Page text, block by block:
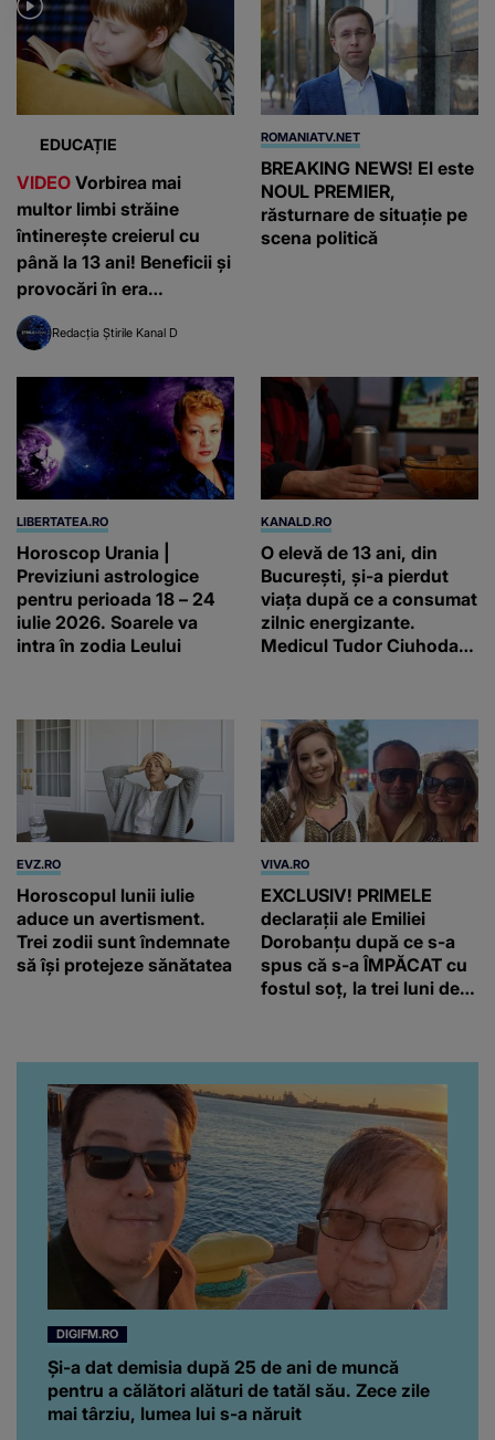
EDUCAȚIE
VIDEO Vorbirea mai
multor limbi străine
întinerește creierul cu
până la 13 ani! Beneficii și
provocări în era
inteligenței artificiale
Redacția Știrile Kanal D
ROMANIATV.NET
BREAKING NEWS! El este
NOUL PREMIER,
răsturnare de situație pe
scena politică
LIBERTATEA.RO
Horoscop Urania |
Previziuni astrologice
pentru perioada 18 – 24
iulie 2026. Soarele va
intra în zodia Leului
KANALD.RO
O elevă de 13 ani, din
București, și-a pierdut
viața după ce a consumat
zilnic energizante.
Medicul Tudor Ciuhodaru
EVZ.RO
Horoscopul lunii iulie
aduce un avertisment.
Trei zodii sunt îndemnate
să își protejeze sănătatea
VIVA.RO
EXCLUSIV! PRIMELE
declarații ale Emiliei
Dorobanțu după ce s-a
spus că s-a ÎMPĂCAT cu
fostul soț, la trei luni de
artistă i-a lăsat MASCĂ
pe toți. De data aceasta,
chiar a rupt tăcerea:
”Poate că aveam să ne
spunem, să ne...”
DIGIFM.RO
Și-a dat demisia după 25 de ani de muncă
pentru a călători alături de tatăl său. Zece zile
mai târziu, lumea lui s-a năruit